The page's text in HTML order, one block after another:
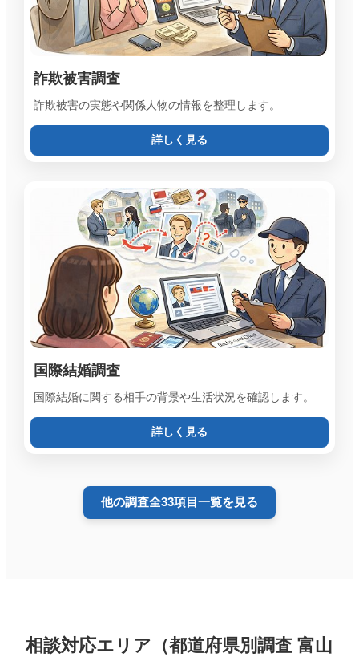
詐欺被害調査
詐欺被害の実態や関係人物の情報を整理します。
詳しく見る
国際結婚調査
国際結婚に関する相手の背景や生活状況を確認します。
詳しく見る
他の調査全33項目一覧を見る
相談対応エリア（都道府県別調査 富山